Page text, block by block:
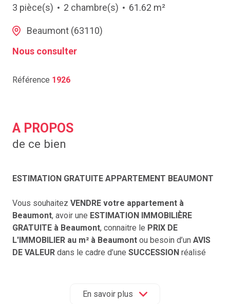
3 pièce(s)
2 chambre(s) 61.62 m²
Beaumont (63110)
Nous consulter
Référence 1926
A PROPOS
de ce bien
ESTIMATION GRATUITE APPARTEMENT BEAUMONT
Vous souhaitez VENDRE votre appartement à
Beaumont, avoir une ESTIMATION IMMOBILIÈRE
GRATUITE à Beaumont, connaitre le PRIX DE
L'IMMOBILIER au m² à Beaumont ou besoin d’un AVIS
DE VALEUR dans le cadre d’une SUCCESSION réalisé
ACCORD IMMOBILIER 63 au 04 73 29 98 26
pour accéder au formulaire,
En savoir plus